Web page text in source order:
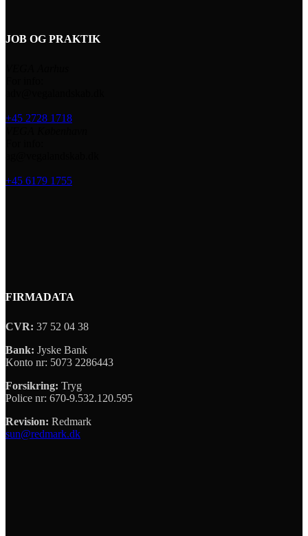
JOB OG PRAKTIK
+45 2728 1718
+45 6179 1755
FIRMADATA
CVR: 37 52 04 38
Bank: Jyske Bank
Konto nr: 5073 2286443
Forsikring: Tryg
Police nr: 670-9.532.120.595
Revision: Redmark
sun@redmark.dk